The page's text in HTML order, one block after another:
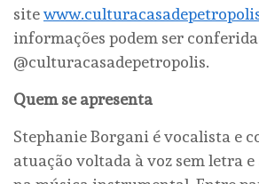
site
informações podem ser
@culturacasadepetropolis.
Quem se apresenta
Stephanie Borgani é vocalista e
atuação voltada à voz sem letra